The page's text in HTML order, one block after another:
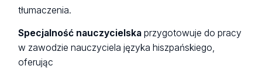
tłumaczenia.
Specjalność nauczycielskaprzygotowuje do pracy
w zawodzie nauczyciela języka hiszpańskiego,
oferując